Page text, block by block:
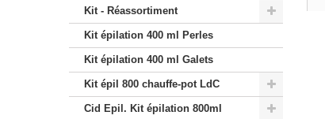
Kit - Réassortiment
Kit épilation 400 ml Perles
Kit épilation 400 ml Galets
Kit épil 800 chauffe-pot LdC
Cid Epil. Kit épilation 800ml